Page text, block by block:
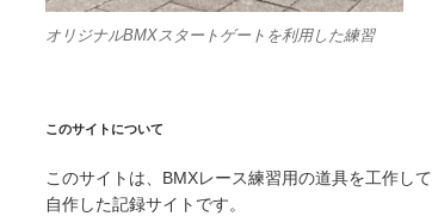
オリジナルBMXスタートゲートを利用した練習
このサイトについて
このサイトは、BMXレース練習用の道具を工作して
自作した記録サイトです。